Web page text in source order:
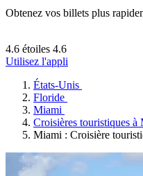
Obtenez vos billets plus
4.6 étoiles 4.6
Utilisez l'appli
États-Unis
Floride
Miami
Croisières touristiques à
Miami : Croisière